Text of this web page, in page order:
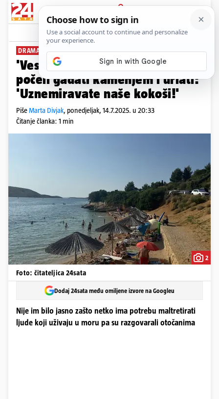
PRIJAVA
News Komentari
DRAMA NA RABU
'Veslali smo uz obalu kad su nas
počeli gađati kamenjem i urlati:
'Uznemiravate naše kokoši!'
PišeMarta Divjak, ponedjeljak, 14.7.2025. u 20:33
Čitanje članka: 1 min
2
Foto: čitateljica 24sata
Dodaj 24sata među omiljene izvore na Googleu
Nije im bilo jasno zašto netko ima potrebu maltretirati
ljude koji uživaju u moru pa su razgovarali otočanima